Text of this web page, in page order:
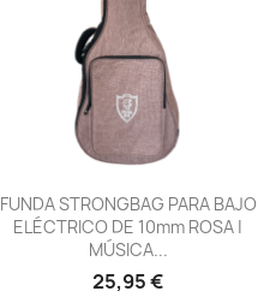
Vista rápida
FUNDA STRONGBAG PARA BAJO
ELÉCTRICO DE 10mm ROSA |
MÚSICA...
25,95 €